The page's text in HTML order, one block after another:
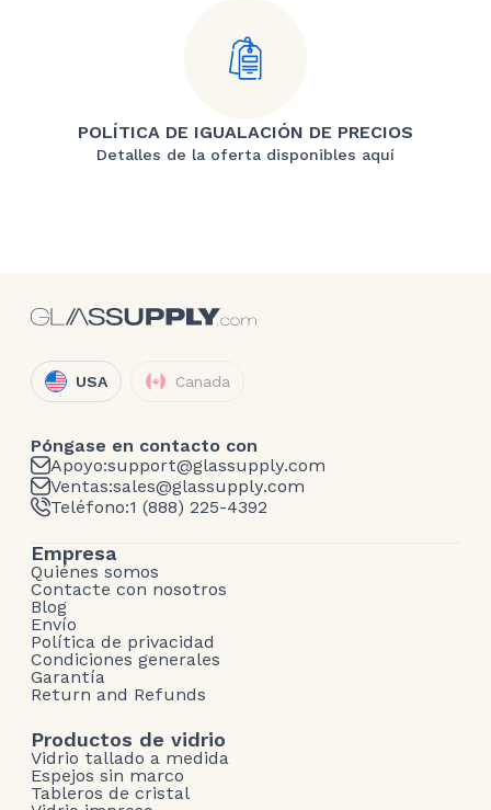
POLÍTICA DE IGUALACIÓN DE PRECIOS
Detalles de la oferta disponibles aquí
USA Canada
Póngase en contacto con
Apoyo:support@glassupply.com
Ventas:sales@glassupply.com
Teléfono:1 (888) 225-4392
Empresa
Quiénes somos
Contacte con nosotros
Blog
Envío
Política de privacidad
Condiciones generales
Garantía
Return and Refunds
Productos de vidrio
Vidrio tallado a medida
Espejos sin marco
Tableros de cristal